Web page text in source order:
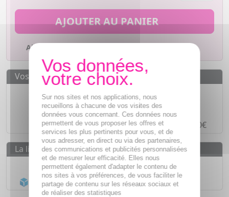
AJOUTER AU PANIER
Ajouter à mes favoris
Vos avantages
Des prix
IMBATTABLES
Paiement en ligneSÉCURISÉ
Paiement en4 fois sans fraisà partir de 30€
La livraison
Livraison gratuite dès55€
Acheminement Chronoposten 24h*
Sur nos sites et nos applications, nous
recueillons à chacune de vos visites des
données vous concernant. Ces données nous
permettent de vous proposer les offres et
services les plus pertinents pour vous, et de
vous adresser, en direct ou via des partenaires,
des communications et publicités personnalisées
et de mesurer leur efficacité. Elles nous
permettent également d'adapter le contenu de
nos sites à vos préférences, de vous faciliter le
partage de contenu sur les réseaux sociaux et
de réaliser des statistiques